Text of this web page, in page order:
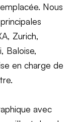
Nous
Zurich,
Baloise,
en charge de
avec